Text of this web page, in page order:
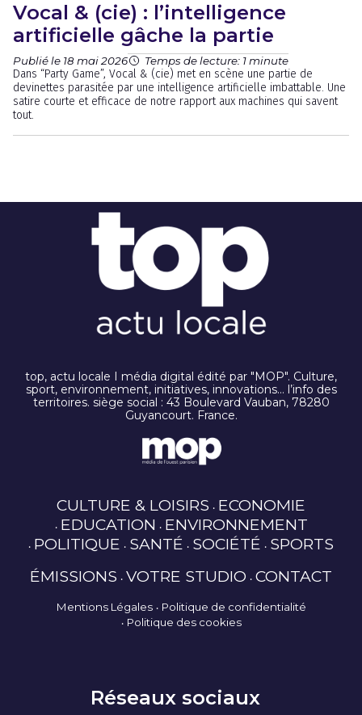
Vocal & (cie) : l’intelligence
artificielle gâche la partie
Publié le 18 mai 2026 Temps de lecture: 1 minute
Dans “Party Game”, Vocal & (cie) met en scène une partie de
devinettes parasitée par une intelligence artificielle imbattable. Une
satire courte et efficace de notre rapport aux machines qui savent
tout.
top, actu locale I média digital édité par "MOP". Culture,
sport, environnement, initiatives, innovations… l’info des
territoires. siège social : 43 Boulevard Vauban, 78280
Guyancourt. France.
CULTURE & LOISIRS ECONOMIE
EDUCATION ENVIRONNEMENT
POLITIQUE SANTÉ SOCIÉTÉ SPORTS
ÉMISSIONS VOTRE STUDIO CONTACT
Mentions Légales
Politique de confidentialité
Politique des cookies
Réseaux sociaux